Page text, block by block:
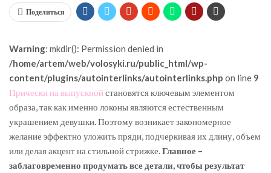
Поделиться
Warning: mkdir(): Permission denied in
/home/artem/web/volosyki.ru/public_html/wp-
content/plugins/autointerlinks/autointerlinks.php on line 9
Прически на выпускной становятся ключевым элементом
образа, так как именно локоны являются естественным
украшением девушки. Поэтому возникает закономерное
желание эффектно уложить пряди, подчеркивая их длину, объем
или делая акцент на стильной стрижке.Главное –
заблаговременно продумать все детали, чтобы результат